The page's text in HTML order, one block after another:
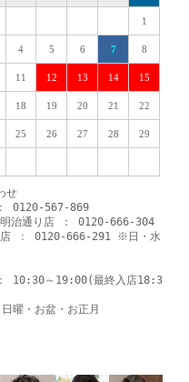
1
4 5 6 7 8
11 12 13 14 15
18 19 20 21 22
25 26 27 28 29
せ
0120-567-869
明治通り店 ： 0120-666-304
店 ： 0120-666-291 ※日・水
10:30～19:00(最終入店18:3
曜・お盆・お正月